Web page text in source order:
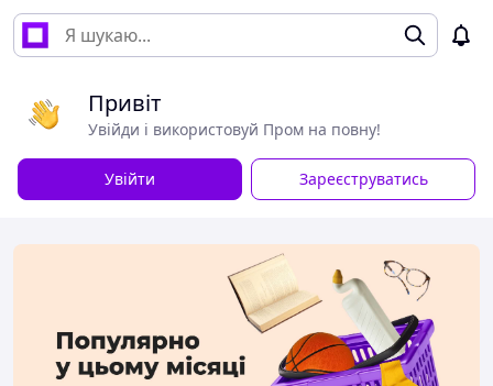
Привіт
Увійди і використовуй Пром на повну!
Увійти Зареєструватись